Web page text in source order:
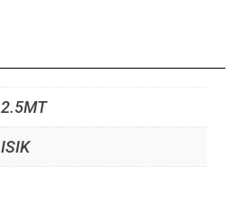
2.5MT
ISIK